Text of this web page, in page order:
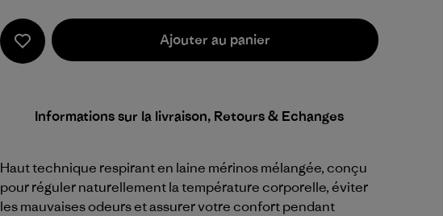
Ajouter au panier
Informations sur la livraison, Retours & Echanges
Haut technique respirant en laine mérinos mélangée, conçu
pour réguler naturellement la température corporelle, éviter
les mauvaises odeurs et assurer votre confort pendant